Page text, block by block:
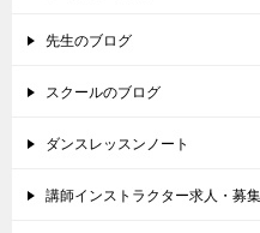
先生のブログ
スクールのブログ
ダンスレッスンノート
講師インストラクター求人・募集